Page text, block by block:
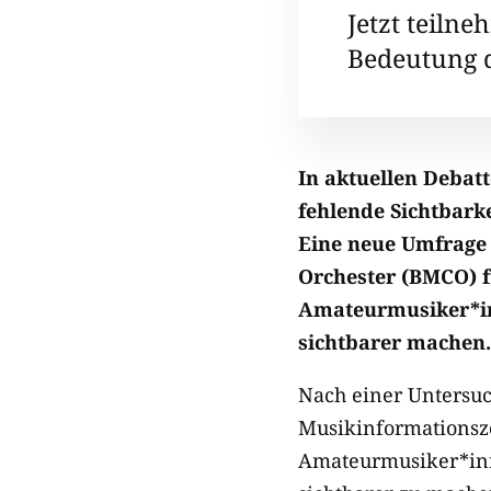
Jetzt
Bedeutung
In aktuellen
fehlende
Eine neue
Orchester
sichtbarer machen.
Nach einer